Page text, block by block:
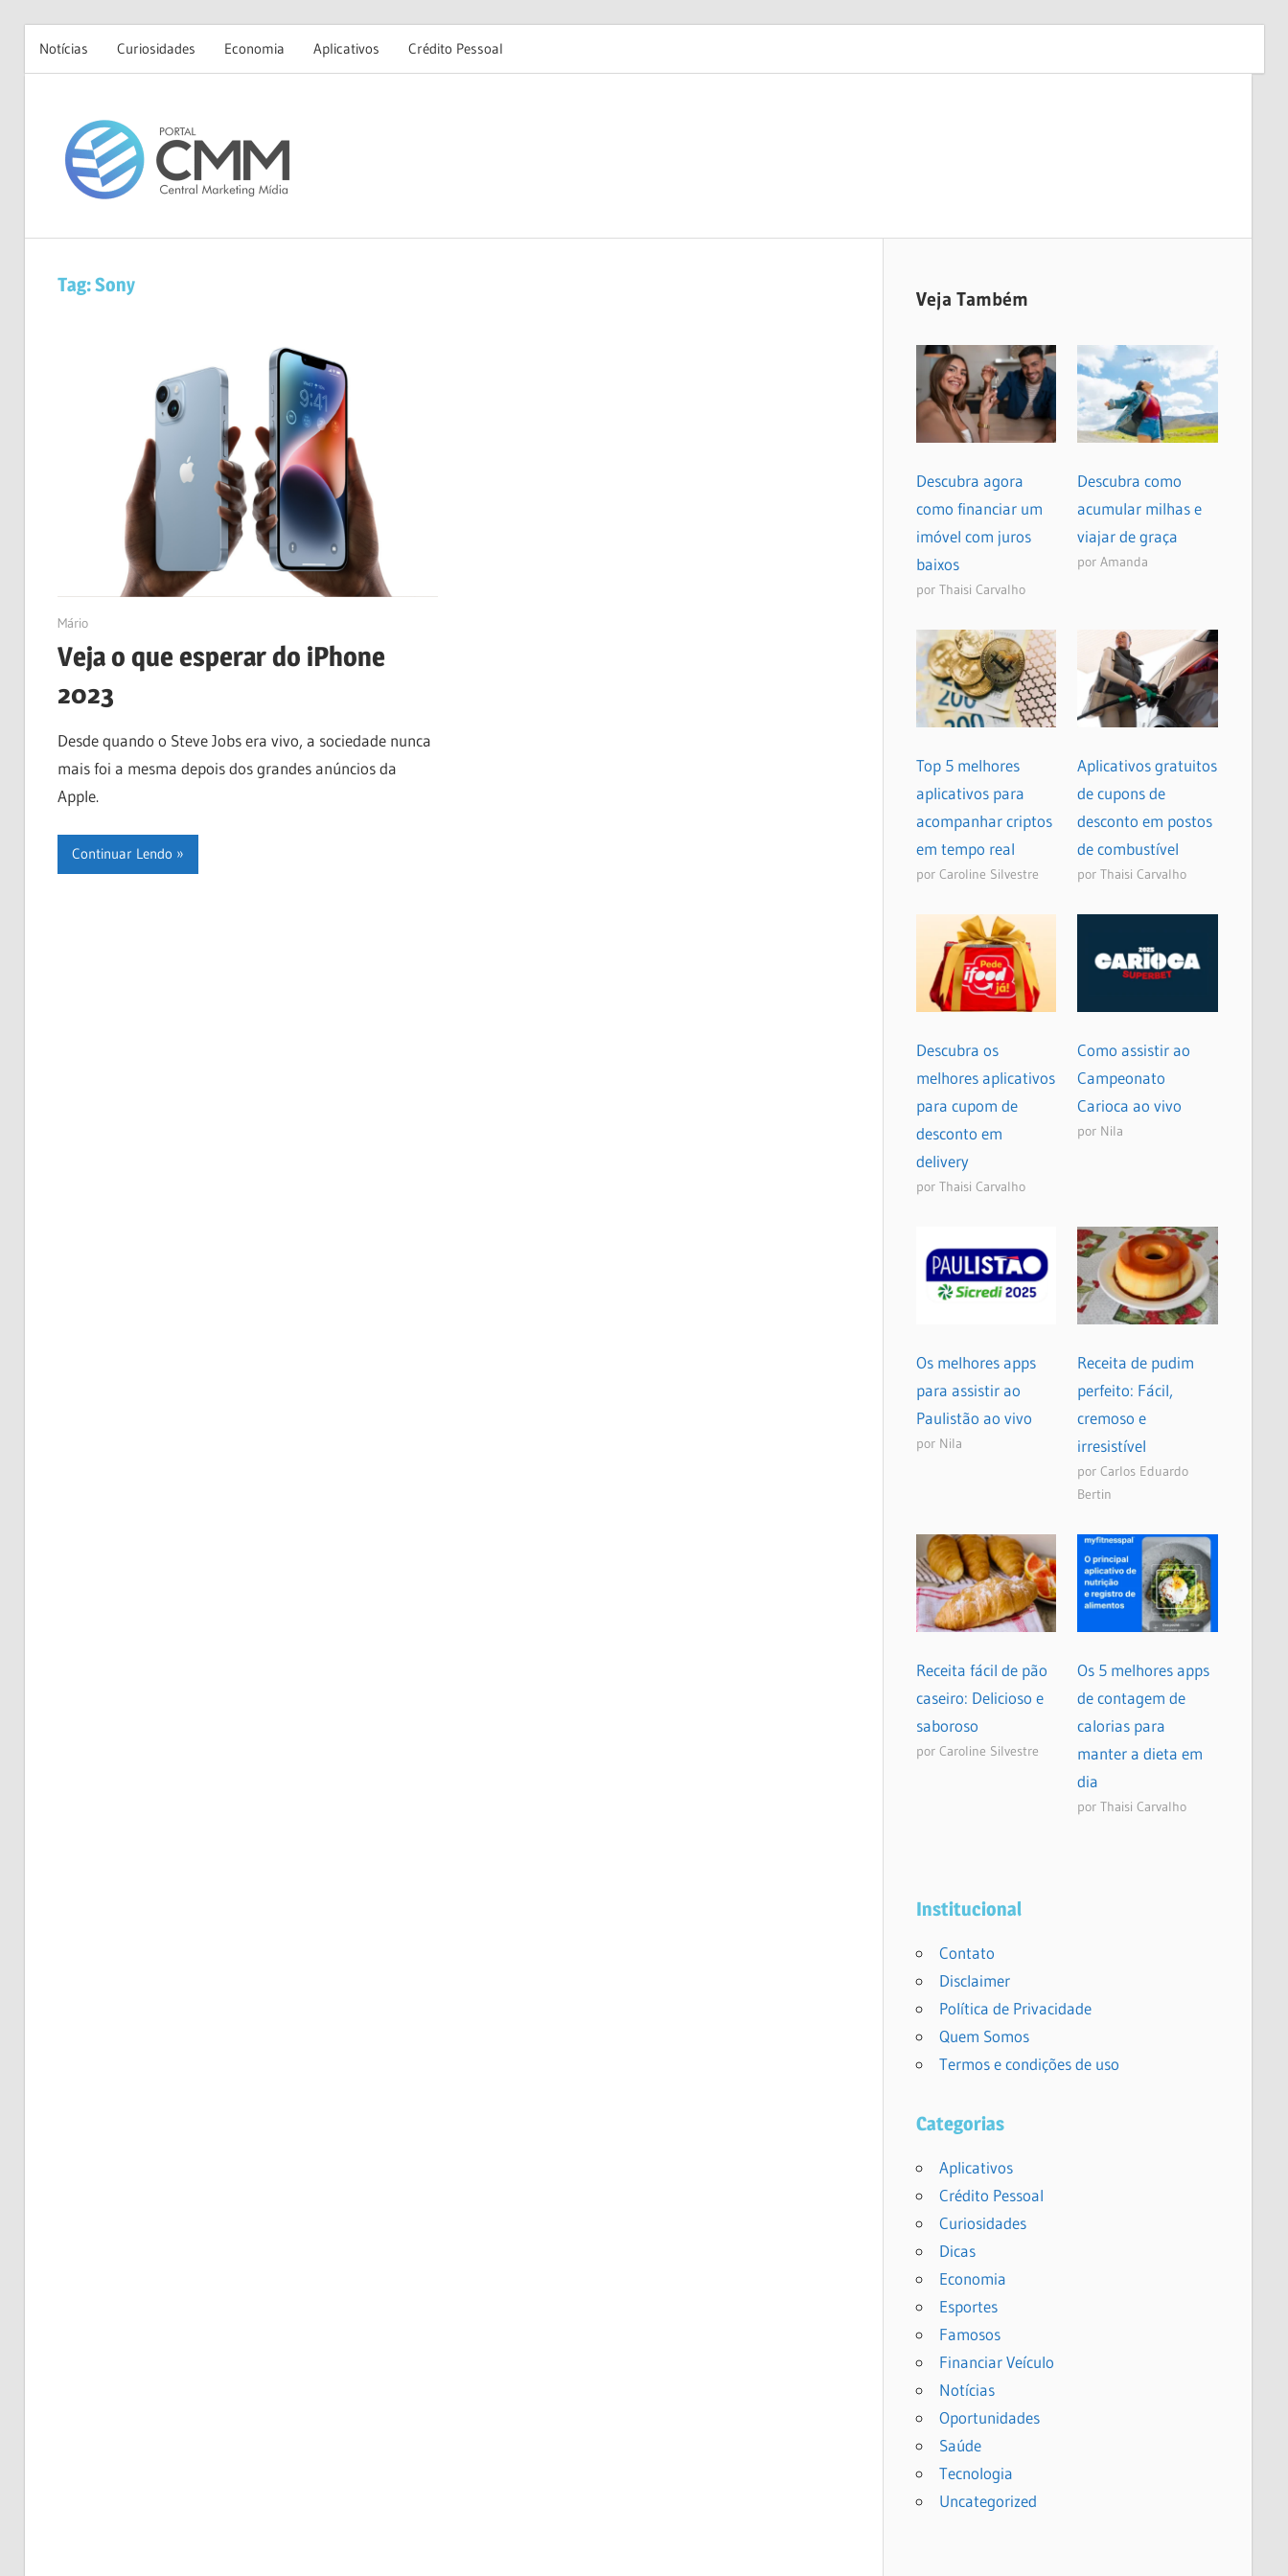
Notícias Curiosidades Economia Aplicativos Crédito Pessoal
content
Tag:Sony
03/01/2023
Mário
Veja o que esperar do iPhone
2023
Desde quando o Steve Jobs era vivo, a sociedade nunca
mais foi a mesma depois dos grandes anúncios da
Apple.
Continuar Lendo
Veja Também
Descubra agora
como financiar um
imóvel com juros
baixos
por Thaisi Carvalho
Descubra como
acumular milhas e
viajar de graça
por Amanda
Top 5 melhores
aplicativos para
acompanhar criptos
em tempo real
por Caroline Silvestre
Aplicativos gratuitos
de cupons de
desconto em postos
de combustível
por Thaisi Carvalho
Descubra os
melhores aplicativos
para cupom de
desconto em
delivery
por Thaisi Carvalho
Como assistir ao
Campeonato
Carioca ao vivo
por Nila
Os melhores apps
para assistir ao
Paulistão ao vivo
por Nila
Receita de pudim
perfeito: Fácil,
cremoso e
irresistível
por Carlos Eduardo
Bertin
Receita fácil de pão
caseiro: Delicioso e
saboroso
por Caroline Silvestre
Os 5 melhores apps
de contagem de
calorias para
manter a dieta em
dia
por Thaisi Carvalho
Institucional
Contato
Disclaimer
Política de Privacidade
Quem Somos
Termos e condições de uso
Categorias
Aplicativos
Crédito Pessoal
Curiosidades
Dicas
Economia
Esportes
Famosos
Financiar Veículo
Notícias
Oportunidades
Saúde
Tecnologia
Uncategorized